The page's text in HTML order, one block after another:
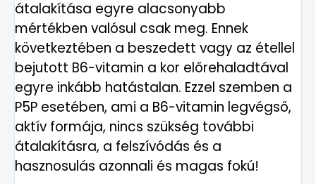
átalakítása egyre alacsonyabb
mértékben valósul csak meg. Ennek
következtében a beszedett vagy az étellel
bejutott B6-vitamin a kor előrehaladtával
egyre inkább hatástalan. Ezzel szemben a
P5P esetében, ami a B6-vitamin legvégső,
aktív formája, nincs szükség további
átalakításra, a felszívódás és a
hasznosulás azonnali és magas fokú!